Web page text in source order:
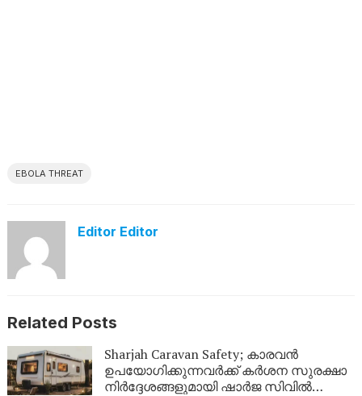
EBOLA THREAT
Editor Editor
Related Posts
Sharjah Caravan Safety; കാരവൻ
ഉപയോഗിക്കുന്നവർക്ക് കർശന സുരക്ഷാ
നിർദ്ദേശങ്ങളുമായി ഷാർജ സിവിൽ